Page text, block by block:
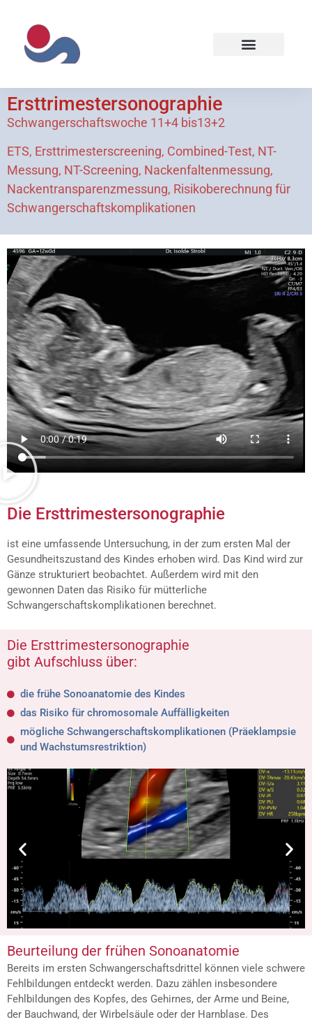
Ersttrimestersonographie
Schwangerschaftswoche 11+4 bis13+2
ETS, Ersttrimesterscreening, Combined-Test, NT-
Messung, NT-Screening, Nackenfaltenmessung,
Nackentransparenzmessung, Risikoberechnung für
Schwangerschaftskomplikationen
Die Ersttrimestersonographie
ist eine umfassende Untersuchung, in der zum ersten Mal der
Gesundheitszustand des Kindes erhoben wird. Das Kind wird zur
Gänze strukturiert beobachtet. Außerdem wird mit den
gewonnen Daten das Risiko für mütterliche
Schwangerschaftskomplikationen berechnet.
Die Ersttrimestersonographie
gibt Aufschluss über:
die frühe Sonoanatomie des Kindes
das Risiko für chromosomale Auffälligkeiten
mögliche Schwangerschaftskomplikationen (Präeklampsie
und Wachstumsrestriktion)
Beurteilung der frühen Sonoanatomie
Bereits im ersten Schwangerschaftsdrittel können viele schwere
Fehlbildungen entdeckt werden. Dazu zählen insbesondere
Fehlbildungen des Kopfes, des Gehirnes, der Arme und Beine,
der Bauchwand, der Wirbelsäule oder der Harnblase. Des